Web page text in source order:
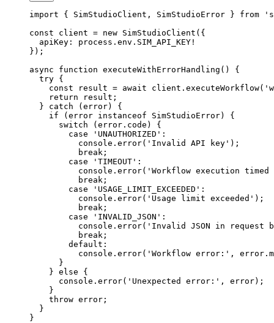
import { SimStudioClient, SimStudioError } from
const client = new SimStudioClient ({
  apiKey: process.env.
SIM_API_KEY !
});
async function executeWithErrorHandling () {
  try
{
    const
result = await client. executeWorkflow(
    return
result;
  }
catch (error) {
    if
(error instanceof SimStudioError) {
      switch
(error.code) {
        case
'UNAUTHORIZED' :
          console.
error( 'Invalid API key' );
          break
;
        case
'TIMEOUT' :
          console.
error( 'Workflow execution
          break
;
        case
'USAGE_LIMIT_EXCEEDED' :
          console.
error( 'Usage limit exceeded' );
          break
;
        case
'INVALID_JSON' :
          console.
error( 'Invalid JSON in request
          break
;
        default
:
          console.
error( 'Workflow error:' ,
      }
    }
else {
      console.
error( 'Unexpected error:' , error);
    }
    throw
error;
  }
}